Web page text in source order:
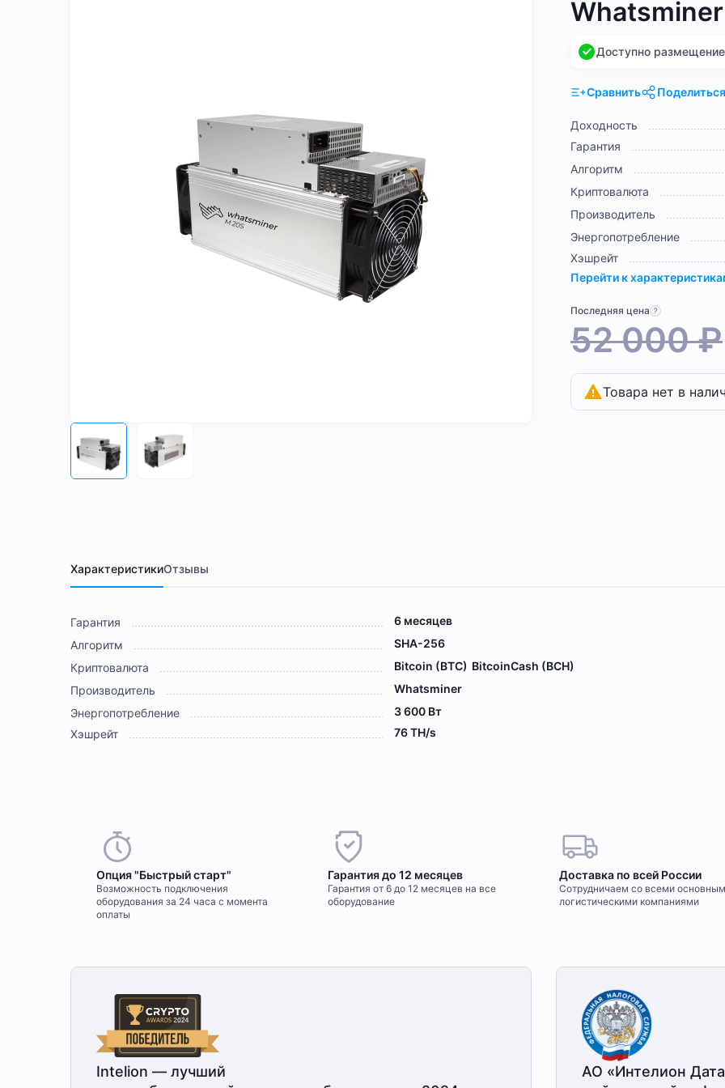
Доступно
Сравнить Поделиться
Доходность
Гарантия
Алгоритм
Криптовалюта
Производитель
Энергопотребление
Хэшрейт
Перейти к
Последняя цена
52 000₽
Товара нет в
ХарактеристикиОтзывы
Гарантия
6 месяцев
Алгоритм
SHA-256
Криптовалюта
Bitcoin (BTC) BitcoinCash (BCH)
Производитель
Whatsminer
Энергопотребление
3 600 Вт
Хэшрейт
76 TH/s
Опция "Быстрый старт"
Возможность подключения
оборудования за 24 часа с момента
оплаты
Гарантия до 12 месяцев
Гарантия от 6 до 12 месяцев на все
оборудование
Доставка по всей России
Сотрудничаем со всеми
логистическими компаниями
Intelion — лучший
АО «Интелион